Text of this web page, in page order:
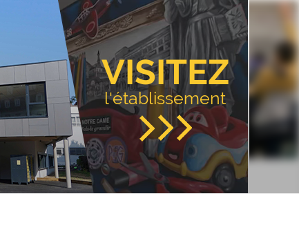
VISITEZ
l'établissement